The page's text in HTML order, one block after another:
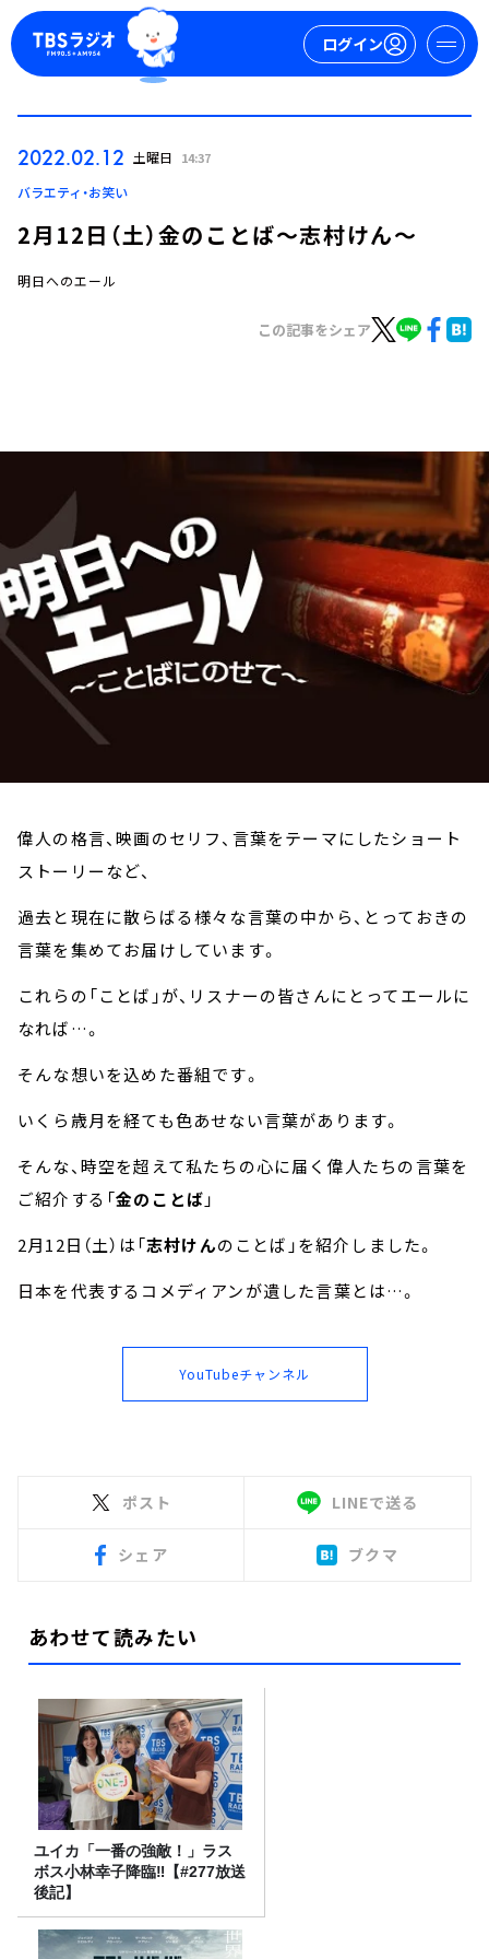
ログイン
ログイン
トピックス
お知らせ
イベント・グッズ
YouTube
会社情報
2022.02.12 土曜日 14:37
バラエティ・お笑い
2月12日（土）金のことば～志村けん～
明日へのエール
この記事をシェア
偉人の格言、映画のセリフ、言葉をテーマにしたショート
ストーリーなど、
過去と現在に散らばる様々な言葉の中から、とっておきの
言葉を集めてお届けしています。
これらの「ことば」が、リスナーの皆さんにとってエールに
なれば…。
そんな想いを込めた番組です。
いくら歳月を経ても色あせない言葉があります。
そんな、時空を超えて私たちの心に届く偉人たちの言葉を
ご紹介する「金のことば 」
2月12日（土）は「志村けんのことば」を紹介しました。
日本を代表するコメディアンが遺した言葉とは…。
YouTubeチャンネル
ポスト LINEで送る
シェア ブクマ
あわせて読みたい
ユイカ「一番の強敵！」ラス
ボス小林幸子降臨‼【#277放送
後記】